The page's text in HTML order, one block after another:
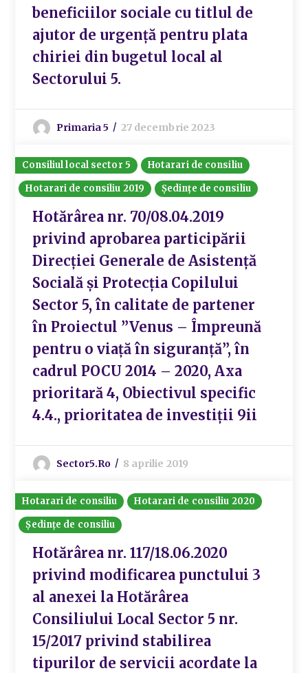
beneficiilor sociale cu titlul de
ajutor de urgență pentru plata
chiriei din bugetul local al
Sectorului 5.
Primaria 5 27 decembrie 2023
Consiliul local sector 5
Hotarari de consiliu
Hotarari de consiliu 2019
Ședințe de consiliu
Hotărârea nr. 70/08.04.2019
privind aprobarea participării
Direcției Generale de Asistență
Socială și Protecția Copilului
Sector 5, în calitate de partener
în Proiectul ”Venus – Împreună
pentru o viață în siguranță”, în
cadrul POCU 2014 – 2020, Axa
prioritară 4, Obiectivul specific
4.4., prioritatea de investiții 9ii
Sector5.ro 8 aprilie 2019
Hotarari de consiliu
Hotarari de consiliu 2020
Ședințe de consiliu
Hotărârea nr. 117/18.06.2020
privind modificarea punctului 3
al anexei la Hotărârea
Consiliului Local Sector 5 nr.
15/2017 privind stabilirea
tipurilor de servicii acordate la